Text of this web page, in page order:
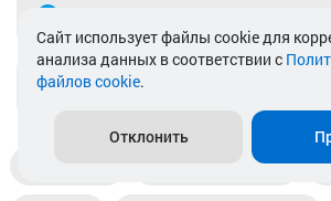
info@akkamulik.by
Пункты выдачи
Cайт использует файлы cookie для
анализа данных в соответствии с
файлов cookie.
Отклонить